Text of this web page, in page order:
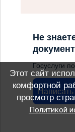
Не
Госуслуги
Написать
Этот сайт
комфортной
просмотр
Политикой